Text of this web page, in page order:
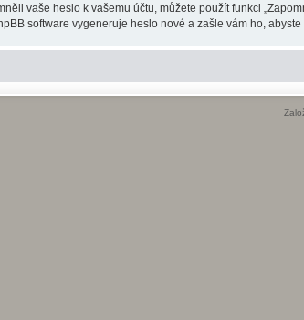
vaše heslo k vašemu účtu, můžete použít funkci
software vygeneruje heslo nové a zašle vám ho, abyste